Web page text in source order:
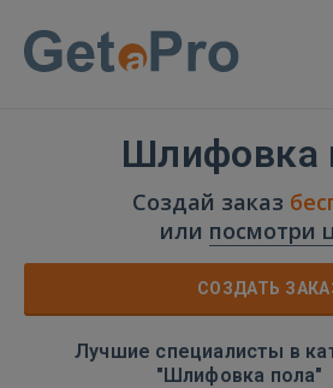
Шлифовка
Создай заказ
или посмотри
СОЗДАТЬ
Лучшие специалисты в
"Шлифовка пола"